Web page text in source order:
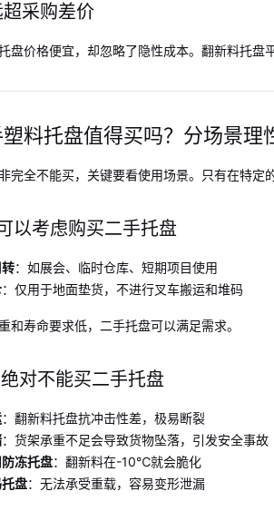
采购差价
盘价格便宜，却忽略了隐性成本。翻新料托
料托盘值得买吗？分场景理
完全不能买，关键要看使用场景。只有在特
以考虑购买二手托盘
：如展会、临时仓库、短期项目使用
：仅用于地面垫货，不进行叉车搬运和堆码
和寿命要求低，二手托盘可以满足需求。
对不能买二手托盘
：翻新料托盘抗冲击性差，极易断裂
：货架承重不足会导致货物坠落，引发安全事故
冻托盘：翻新料在-10℃就会脆化
盘：无法承受重载，容易变形泄漏